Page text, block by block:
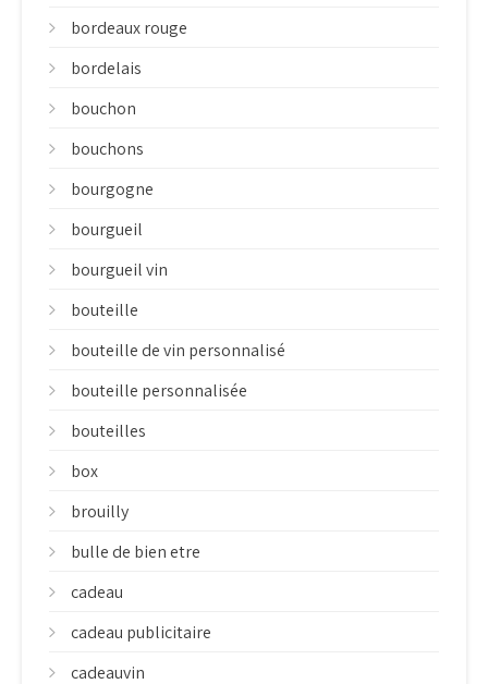
bordeaux rouge
bordelais
bouchon
bouchons
bourgogne
bourgueil
bourgueil vin
bouteille
bouteille de vin personnalisé
bouteille personnalisée
bouteilles
box
brouilly
bulle de bien etre
cadeau
cadeau publicitaire
cadeauvin